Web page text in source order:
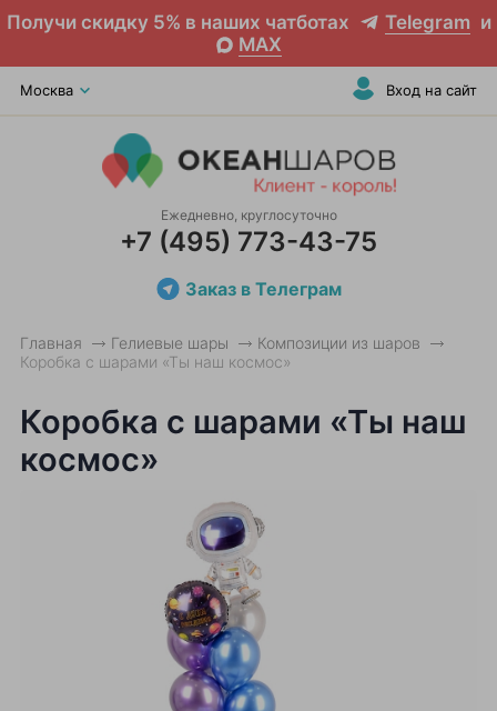
Получи скидку 5% в наших чатботах Telegram и
MAX
Москва Вход на сайт
Ежедневно, круглосуточно
+7 (495) 773-43-75
Заказ в Телеграм
Главная Гелиевые шары
Композиции из шаров
Коробка с шарами «Ты наш космос»
Коробка с шарами «Ты наш
космос»